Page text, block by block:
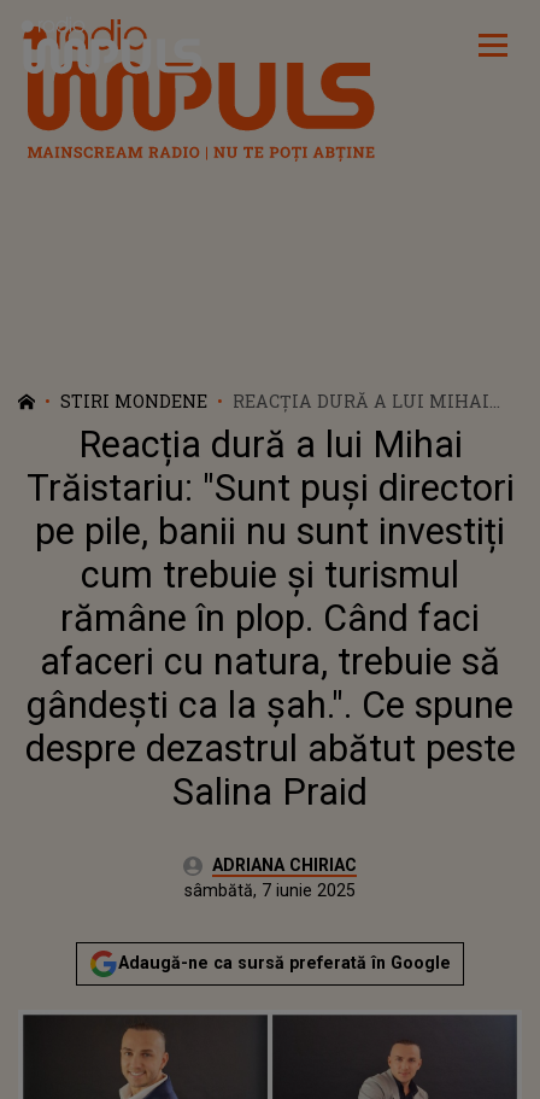
Radio Impuls
STIRI MONDENE
REACȚIA DURĂ A LUI MIHAI
TRĂISTARIU: "SUNT PUȘI
DIRECTORI PE PILE, BANII NU
SUNT INVESTIȚI CUM TREBUIE
ȘI TURISMUL RĂMÂNE ÎN PLOP.
CÂND FACI AFACERI CU
NATURA, TREBUIE SĂ GÂNDEȘTI
CA LA ȘAH.". CE SPUNE DESPRE
DEZASTRUL ABĂTUT PESTE
SALINA PRAID
Reacția dură a lui Mihai
Trăistariu: "Sunt puși directori
pe pile, banii nu sunt investiți
cum trebuie și turismul
rămâne în plop. Când faci
afaceri cu natura, trebuie să
gândești ca la șah.". Ce spune
despre dezastrul abătut peste
Salina Praid
Autor:ADRIANA CHIRIAC
sâmbătă, 7 iunie 2025Actualizat:
sâmbătă, 7 iunie 2025
Adaugă-ne ca sursă preferată în Google